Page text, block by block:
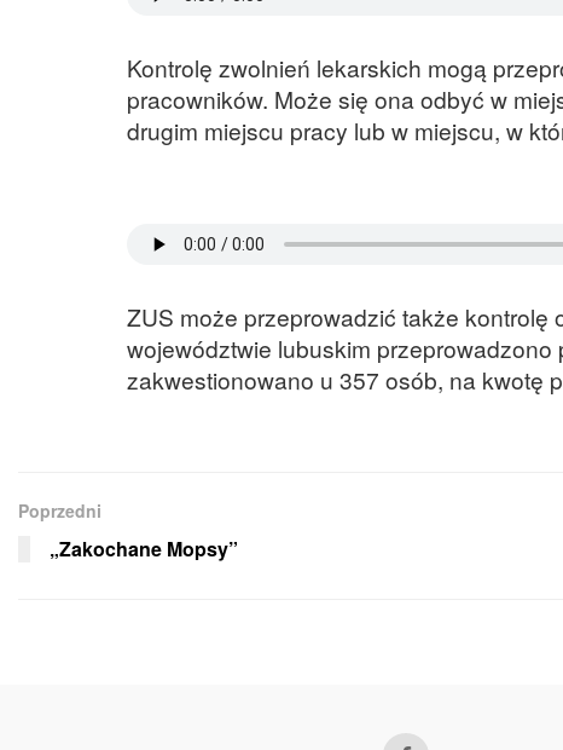
Kontrolę zwolnień lekarskich mogą
pracowników. Może się ona odbyć w
drugim miejscu pracy lub w miejscu, w
ZUS może przeprowadzić także
województwie lubuskim
zakwestionowano u 357 osób, na kwotę
Poprzedni
„Zakochane Mopsy”